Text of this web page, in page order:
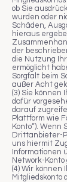
ob Sie
wurden oder
Schäden,
hieraus
der
die Nutzung
ermöglicht
Sorgfalt beim
außer Acht
(3) Sie können
dafür
darauf
Plattform wie
Konto“). Wenn
Drittanbieter-
uns hiermit
Informationen
Network-
(4) Wir können
Mitgliedskonto